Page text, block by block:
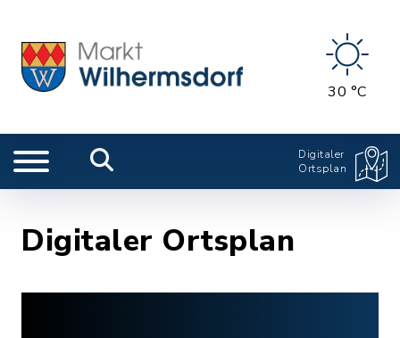
30 °C
Digitaler
Ortsplan
Digitaler Ortsplan